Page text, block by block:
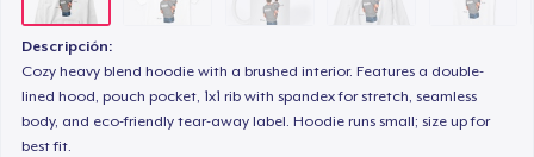
Descripción:
Cozy heavy blend hoodie with a brushed interior. Features a double-
lined hood, pouch pocket, 1x1 rib with spandex for stretch, seamless
body, and eco-friendly tear-away label. Hoodie runs small; size up for
best fit.